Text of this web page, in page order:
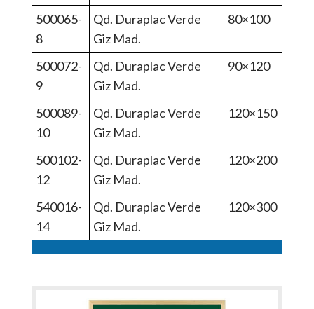
500065-
8
Qd. Duraplac Verde
Giz Mad.
80×100
500072-
9
Qd. Duraplac Verde
Giz Mad.
90×120
500089-
10
Qd. Duraplac Verde
Giz Mad.
120×150
500102-
12
Qd. Duraplac Verde
Giz Mad.
120×200
540016-
14
Qd. Duraplac Verde
Giz Mad.
120×300